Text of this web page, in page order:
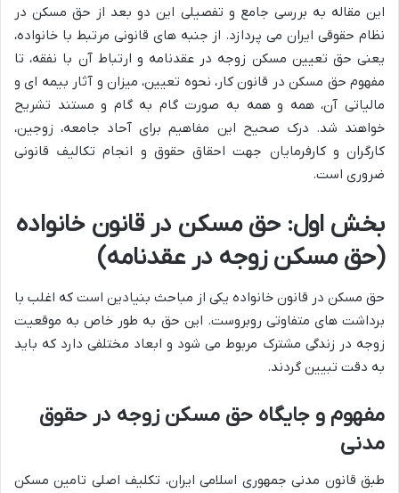
این مقاله به بررسی جامع و تفصیلی این دو بعد از حق مسکن در
نظام حقوقی ایران می پردازد. از جنبه های قانونی مرتبط با خانواده،
یعنی حق تعیین مسکن زوجه در عقدنامه و ارتباط آن با نفقه، تا
مفهوم حق مسکن در قانون کار، نحوه تعیین، میزان و آثار بیمه ای و
مالیاتی آن، همه و همه به صورت گام به گام و مستند تشریح
خواهند شد. درک صحیح این مفاهیم برای آحاد جامعه، زوجین،
کارگران و کارفرمایان جهت احقاق حقوق و انجام تکالیف قانونی
ضروری است.
بخش اول: حق مسکن در قانون خانواده
(حق مسکن زوجه در عقدنامه)
حق مسکن در قانون خانواده یکی از مباحث بنیادین است که اغلب با
برداشت های متفاوتی روبروست. این حق به طور خاص به موقعیت
زوجه در زندگی مشترک مربوط می شود و ابعاد مختلفی دارد که باید
به دقت تبیین گردند.
مفهوم و جایگاه حق مسکن زوجه در حقوق
مدنی
طبق قانون مدنی جمهوری اسلامی ایران، تکلیف اصلی تامین مسکن